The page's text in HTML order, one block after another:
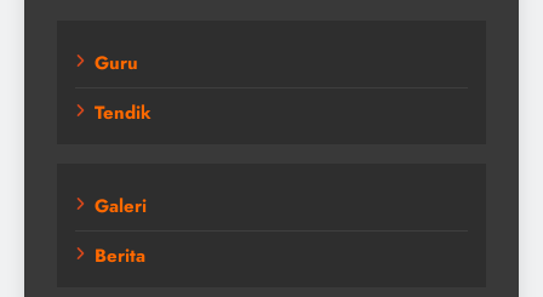
Guru
Tendik
Galeri
Berita